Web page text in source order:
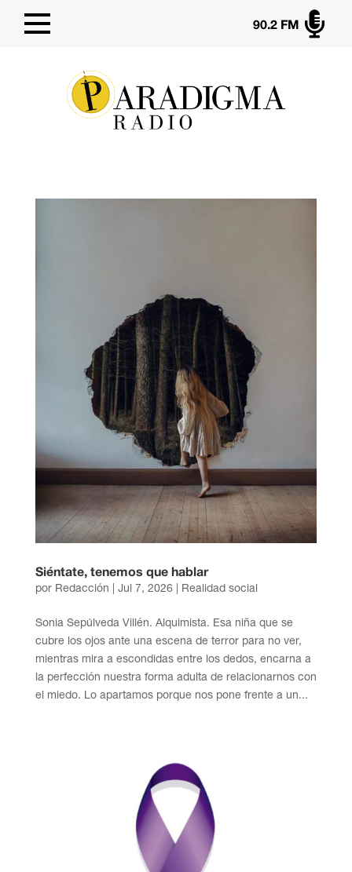

90.2 FM
Siéntate, tenemos que hablar
por Redacción Jul 7, 2026| Realidad social
Sonia Sepúlveda Villén. Alquimista. Esa niña que se
cubre los ojos ante una escena de terror para no ver,
mientras mira a escondidas entre los dedos, encarna a
la perfección nuestra forma adulta de relacionarnos con
el miedo. Lo apartamos porque nos pone frente a un...